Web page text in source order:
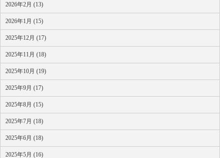
2026年2月 (13)
2026年1月 (15)
2025年12月 (17)
2025年11月 (18)
2025年10月 (19)
2025年9月 (17)
2025年8月 (15)
2025年7月 (18)
2025年6月 (18)
2025年5月 (16)